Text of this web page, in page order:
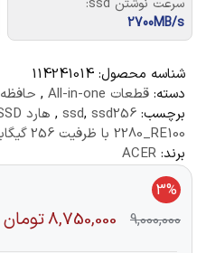
2700MB/s
شناسه محصول: 114241014
دسته: قطعات All-in-one , حافظه SSD
برچسب:
ssd, ssd256
,
2280_RE100 با ظرفیت 256 گیگابایت
برند: ACER
3%
9,000,000
8,750,000تومان